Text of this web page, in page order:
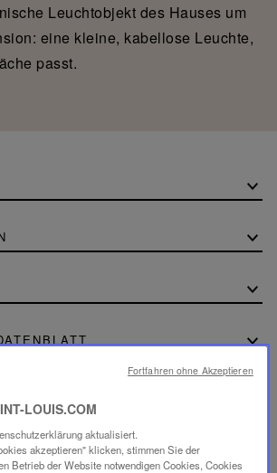
Leuchtobjekt des Hauses um
eine kleine, kabellose Leuchte,
passt.
Datenblatt herunter (PDF 213.74
LOUIS.COM
aktualisiert.
akzeptieren" klicken, stimmen Sie der
Betrieb der Website notwendigen Cookies, Cookies
Fortfahren ohne Akzeptieren